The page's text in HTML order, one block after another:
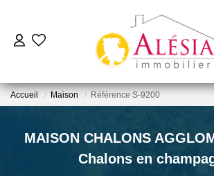
ACHETER
BIENS VENDUS /
Accueil Maison Référence S-9200
MAISON CHALONS
Chalons en